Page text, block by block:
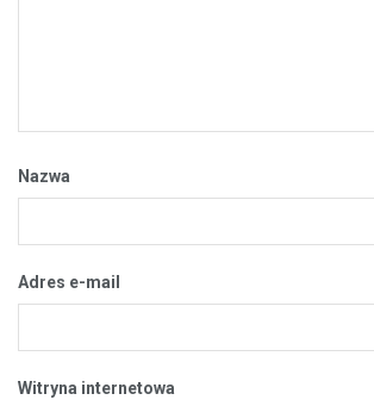
Nazwa
Adres e-mail
Witryna internetowa